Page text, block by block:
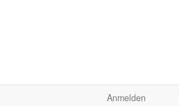
Anmelden